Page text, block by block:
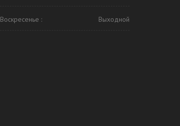
Воскресенье : Выходной